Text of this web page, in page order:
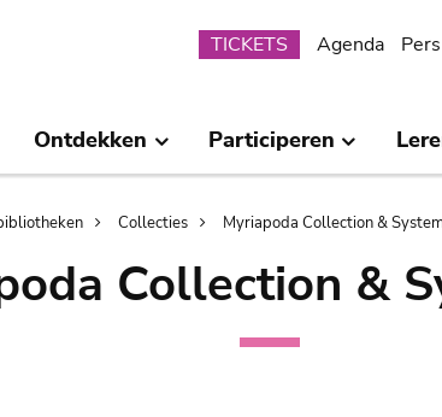
Submenu
TICKETS Agenda Pers
Ontdekken Participeren
Collecties Myriapoda Collection &
Collection &